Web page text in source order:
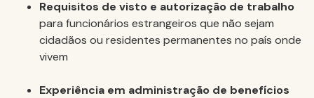
Requisitos de visto e autorização de trabalho
para funcionários estrangeiros que não sejam
cidadãos ou residentes permanentes no país onde
vivem
Experiência em administração de benefícios